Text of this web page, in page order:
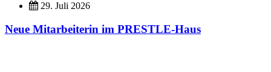
29. Juli 2026
Neue Mitarbeiterin im PRESTLE-Haus